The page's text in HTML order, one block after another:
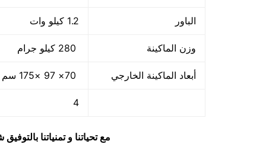
الباور 1.2 كيلو وات
وزن الماكينة
أبعاد الماكينة الخارجي
4
مع تحياتنا و تمنياتنا